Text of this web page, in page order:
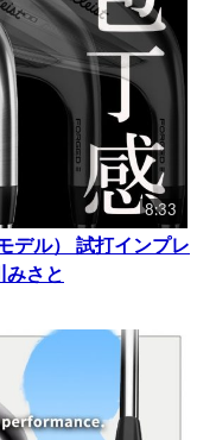
8:33
デル） 試打インプレ
みさと